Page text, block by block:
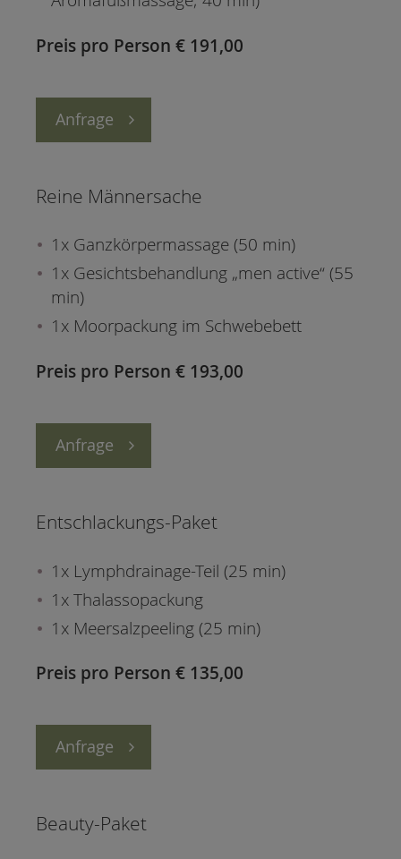
Preis pro Person € 191,00
Anfrage
Reine Männersache
1x Ganzkörpermassage (50 min)
1x Gesichtsbehandlung „men active“ (55
min)
1x Moorpackung im Schwebebett
Preis pro Person € 193,00
Anfrage
Entschlackungs-Paket
1x Lymphdrainage-Teil (25 min)
1x Thalassopackung
1x Meersalzpeeling (25 min)
Preis pro Person € 135,00
Anfrage
Beauty-Paket